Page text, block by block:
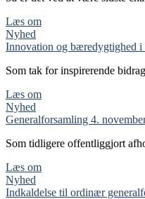
Læs om
Nyhed
Innovation og bæredygtighed i
Som tak for inspirerende
Læs om
Nyhed
Generalforsamling 4.
Som tidligere offentliggjort
Læs om
Nyhed
Indkaldelse til ordinær